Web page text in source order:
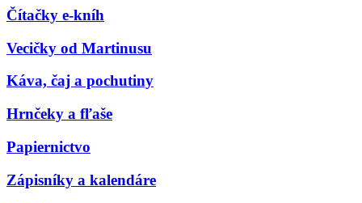
Čítačky e-kníh
Vecičky od Martinusu
Káva, čaj a pochutiny
Hrnčeky a fľaše
Papiernictvo
Zápisníky a kalendáre